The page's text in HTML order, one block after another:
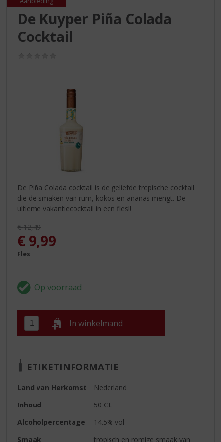
De Kuyper Piña Colada
Cocktail
De Piña Colada cocktail is de geliefde tropische cocktail
die de smaken van rum, kokos en ananas mengt. De
ultieme vakantiecocktail in een fles!!
Originele prijs was:
€12,49
, Huidige prijs is:
€ 9,99
Fles
In winkelmand
ETIKETINFORMATIE
Land van Herkomst
Nederland
Inhoud
50 CL
Alcoholpercentage
14.5% vol
Smaak
tropisch en romige smaak van